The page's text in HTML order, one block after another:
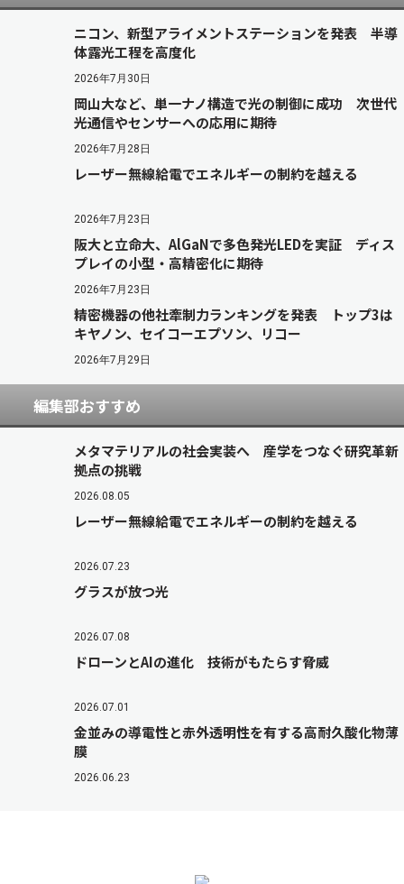
ニコン、新型アライメントステーションを発表 半導
体露光工程を高度化
2026年7月30日
岡山大など、単一ナノ構造で光の制御に成功 次世代
光通信やセンサーへの応用に期待
2026年7月28日
レーザー無線給電でエネルギーの制約を越える
2026年7月23日
阪大と立命大、AlGaNで多色発光LEDを実証 ディス
プレイの小型・高精密化に期待
2026年7月23日
精密機器の他社牽制力ランキングを発表 トップ3は
キヤノン、セイコーエプソン、リコー
2026年7月29日
編集部おすすめ
メタマテリアルの社会実装へ 産学をつなぐ研究革新
拠点の挑戦
2026.08.05
レーザー無線給電でエネルギーの制約を越える
2026.07.23
グラスが放つ光
2026.07.08
ドローンとAIの進化 技術がもたらす脅威
2026.07.01
金並みの導電性と赤外透明性を有する高耐久酸化物薄
膜
2026.06.23